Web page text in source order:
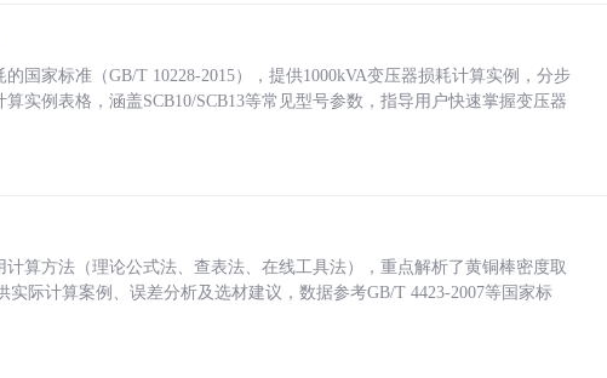
国家标准（GB/T 10228-2015），提供1000kVA变压器损耗计算实例，分步
实例表格，涵盖SCB10/SCB13等常见型号参数，指导用户快速掌握变压器
算方法（理论公式法、查表法、在线工具法），重点解析了黄铜棒密度取
实际计算案例、误差分析及选材建议，数据参考GB/T 4423-2007等国家标